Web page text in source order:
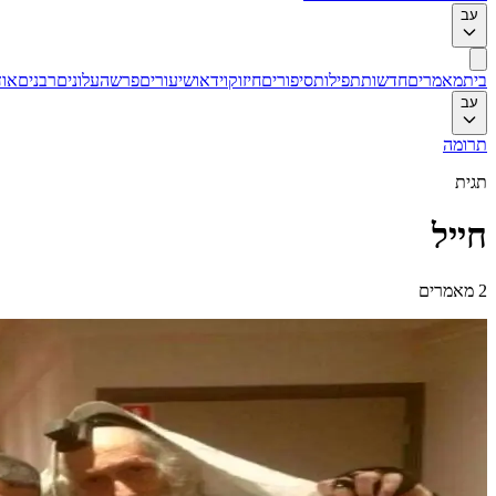
עב
ביתמאמריםחדשותתפילותסיפוריםחיזוקוידאושיעוריםפרשהעלוניםרבנים
עב
תרומה
תגית
חייל
2 מאמרים